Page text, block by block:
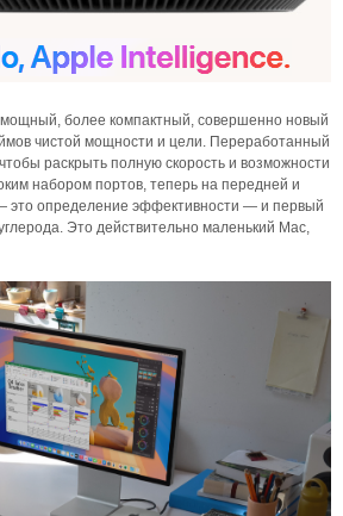
более компактный, совершенно новый
чистой мощности и цели. Переработанный
раскрыть полную скорость и возможности
набором портов, теперь на передней и
это определение эффективности — и первый
Это действительно маленький Mac,